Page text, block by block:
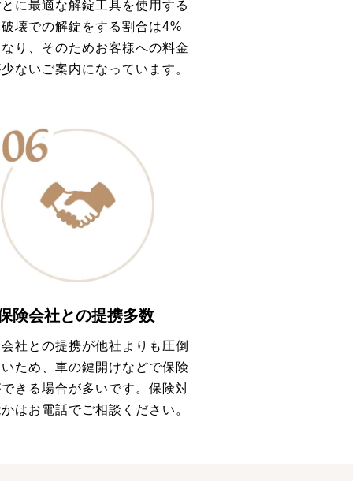
に最適な解錠工具を使用する
壊での解錠をする割合は4%
り、そのためお客様への料金
ないご案内になっています。
険会社との提携多数
社との提携が他社よりも圧倒
ため、車の鍵開けなどで保険
きる場合が多いです。保険対
はお電話でご相談ください。